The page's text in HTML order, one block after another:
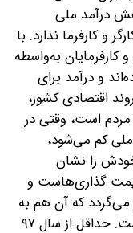
درآمد ملی
و کارفرما ندارد. با
کارفرمایان به‌واسطه
و درآمد برای
اقتصادی کشور،
است، وقتی در
از درآمد ملی‌ کم می‌شود،
خودش را نشان
گذاری‌هاست و
که آن هم به
نظر من در این چند سال عادلانه نبوده است. حداقل از سال ۹۷